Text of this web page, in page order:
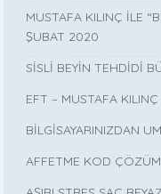
MUSTAFA KILINÇ İLE
ŞUBAT 2020
SİSLİ BEYİN TEHDİDİ
EFT – MUSTAFA KILINÇ
BİLGİSAYARINIZDAN
AFFETME KOD